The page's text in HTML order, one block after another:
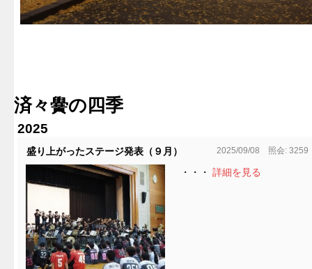
済々黌の四季
2025
盛り上がったステージ発表（９月） 2025/09/08 照会: 3259
・・・ 詳細を見る